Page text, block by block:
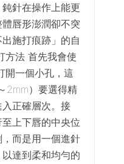
針在操作上能更
唇形澎潤卻不突
施打痕跡」的自
方法 首先我會使
開一個小孔，這
2mm）要選得精
正確層次。接
上下唇的中央位
而是用一個進針
達到柔和均勻的